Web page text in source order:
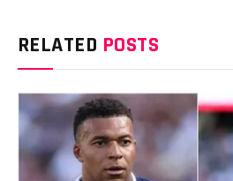
RELATED POSTS